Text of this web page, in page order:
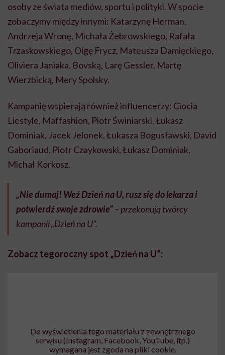
osoby ze świata mediów, sportu i polityki. W spocie
zobaczymy między innymi: Katarzynę Herman,
Andrzeja Wronę, Michała Żebrowskiego, Rafała
Trzaskowskiego, Olgę Frycz, Mateusza Damięckiego,
Oliviera Janiaka, Bovską, Larę Gessler, Martę
Wierzbicką, Mery Spolsky.
Kampanię wspierają również influencerzy: Ciocia
Liestyle, Maffashion, Piotr Świniarski, Łukasz
Dominiak, Jacek Jelonek, Łukasza Bogusławski, David
Gaboriaud, Piotr Czaykowski, Łukasz Dominiak,
Michał Korkosz.
„Nie dumaj! Weź Dzień na U, rusz się do lekarza i
potwierdź swoje zdrowie”– przekonują twórcy
kampanii „Dzień na U”.
Zobacz tegoroczny spot „Dzień na U”:
Do wyświetlenia tego materiału z zewnętrznego
serwisu (Instagram, Facebook, YouTube, itp.)
wymagana jest zgoda na pliki cookie.